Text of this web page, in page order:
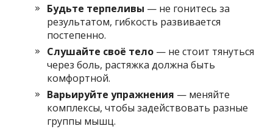
Будьте терпеливы — не гонитесь за
результатом, гибкость развивается
постепенно.
Слушайте своё тело — не стоит тянуться
через боль, растяжка должна быть
комфортной.
Варьируйте упражнения — меняйте
комплексы, чтобы задействовать разные
группы мышц.